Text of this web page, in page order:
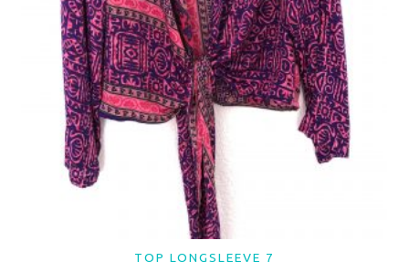
LER MAIS
TOP LONGSLEEVE 7